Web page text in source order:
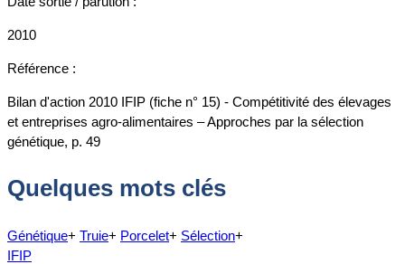
2010
Référence :
Bilan d'action 2010 IFIP (fiche n° 15) - Compétitivité des élevages
et entreprises agro-alimentaires – Approches par la sélection
génétique, p. 49
Quelques mots clés
Génétique+ Truie+ Porcelet+ Sélection+
IFIP